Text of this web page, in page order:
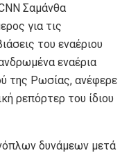
Σαμάνθα
για τις
του εναέριου
εναέρια
της Ρωσίας, ανέφερε
ρεπόρτερ του ίδιου
δυνάμεων μετά